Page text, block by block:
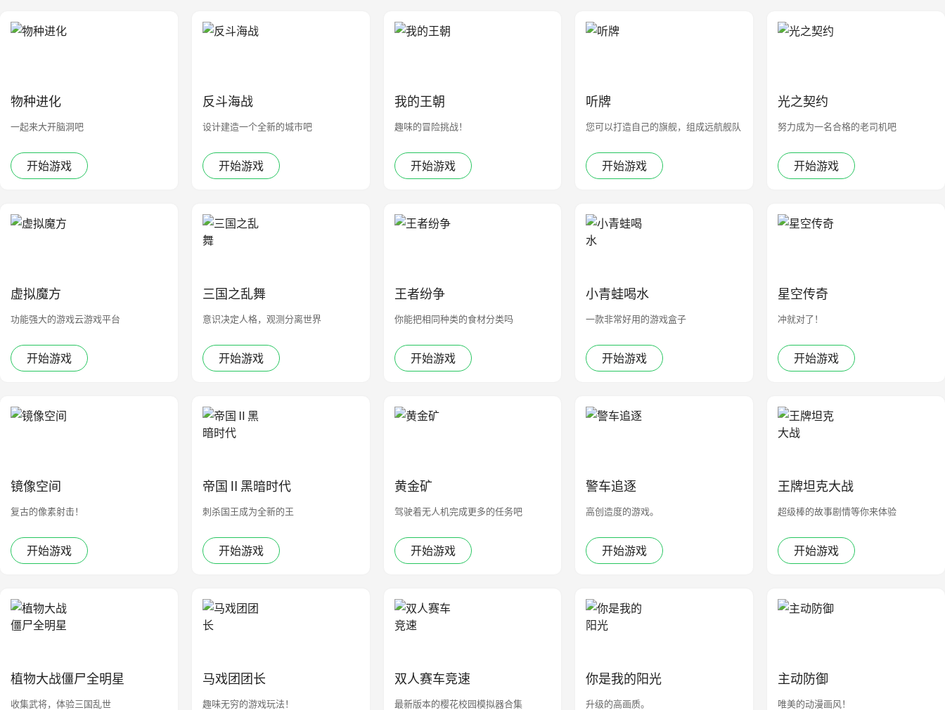
物种进化
一起来大开脑洞吧
开始游戏
反斗海战
设计建造一个全新的城市吧
开始游戏
我的王朝
趣味的冒险挑战！
开始游戏
听牌
您可以打造自己的旗舰，组成远航舰队
开始游戏
光之契约
努力成为一名合格的老司机吧
开始游戏
虚拟魔方
功能强大的游戏云游戏平台
开始游戏
三国之乱舞
意识决定人格，观测分离世界
开始游戏
王者纷争
你能把相同种类的食材分类吗
开始游戏
小青蛙喝水
一款非常好用的游戏盒子
开始游戏
星空传奇
冲就对了！
开始游戏
镜像空间
复古的像素射击！
开始游戏
帝国Ⅱ黑暗时代
刺杀国王成为全新的王
开始游戏
黄金矿
驾驶着无人机完成更多的任务吧
开始游戏
警车追逐
高创造度的游戏。
开始游戏
王牌坦克大战
超级棒的故事剧情等你来体验
开始游戏
植物大战僵尸全明星
收集武将，体验三国乱世
马戏团团长
趣味无穷的游戏玩法！
双人赛车竞速
最新版本的樱花校园模拟器合集
你是我的阳光
升级的高画质。
主动防御
唯美的动漫画风！